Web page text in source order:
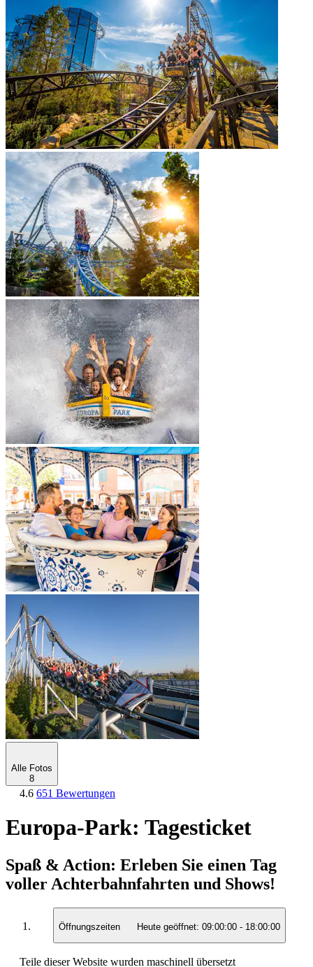
Alle Fotos
8
4.6 651 Bewertungen
Europa-Park: Tagesticket
Spaß & Action: Erleben Sie einen Tag
voller Achterbahnfahrten und Shows!
Öffnungszeiten Heute geöffnet: 09:00:00 - 18:00:00
Teile dieser Website wurden maschinell übersetzt